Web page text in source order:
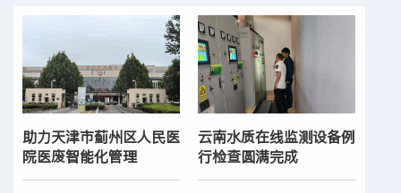
助力天津市蓟州区人民医
院医废智能化管理
云南水质在线监测设备例
行检查圆满完成